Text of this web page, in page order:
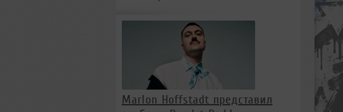
Marlon Hoffstadt представил